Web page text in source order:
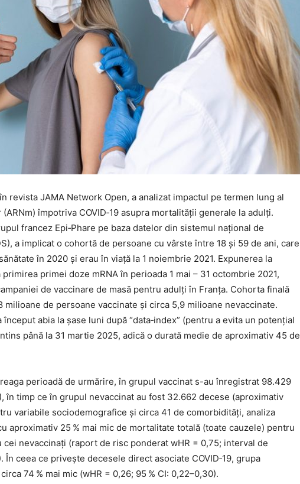
revista JAMA Network Open, a analizat impactul pe termen lung al
împotriva COVID‑19 asupra mortalităţii generale la adulți.
francez Epi‑Phare pe baza datelor din sistemul național de
a implicat o cohortă de persoane cu vârste între 18 şi 59 de ani, care
în 2020 și erau în viață la 1 noiembrie 2021. Expunerea la
primei doze mRNA în perioada 1 mai – 31 octombrie 2021,
de vaccinare de masă pentru adulți în Franța. Cohorta finală
milioane de persoane vaccinate şi circa 5,9 milioane nevaccinate.
abia la șase luni după “data‑index” (pentru a evita un potențial
până la 31 martie 2025, adică o durată medie de aproximativ 45 de
perioadă de urmărire, în grupul vaccinat s-au înregistrat 98.429
în timp ce în grupul nevaccinat au fost 32.662 decese (aproximativ
variabile sociodemografice și circa 41 de comorbidități, analiza
aproximativ 25 % mai mic de mortalitate totală (toate cauzele) pentru
cei nevaccinați (raport de risc ponderat wHR = 0,75; interval de
În ceea ce privește decesele direct asociate COVID‑19, grupa
74 % mai mic (wHR = 0,26; 95 % CI: 0,22–0,30).